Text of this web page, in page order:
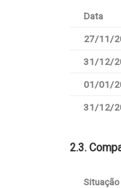
Data
27/11/
31/12/
01/01/
31/12/
2.3.
Situação